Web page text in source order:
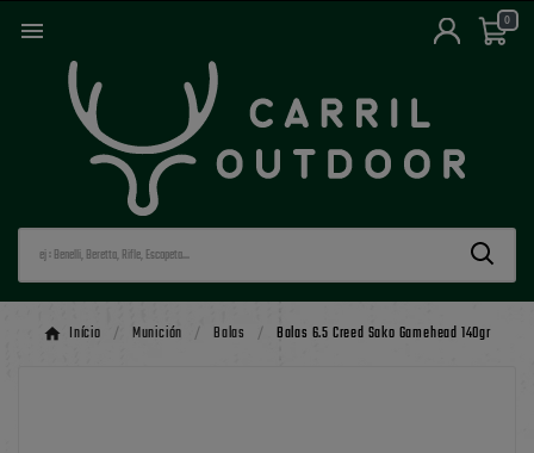
 0
Início Munición Balas Balas 6.5 Creed Sako Gamehead 140gr